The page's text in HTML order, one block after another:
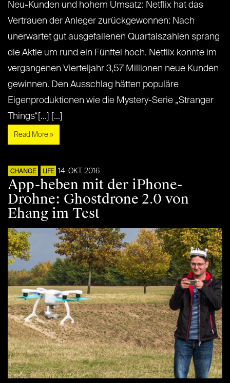
Neu-Kunden und hohem Umsatz: Netflix hat das
Vertrauen der Anleger zurückgewonnen: Nach
unerwartet gut ausgefallenen Quartalszahlen sprang
die Aktie um rund ein Fünftel hoch. Netflix konnte im
vergangenen Vierteljahr 3,57 Millionen neue Kunden
gewinnen. Den Ausschlag hätten populäre
Eigenproduktionen wie die Mystery-Serie „Stranger
Things“[...] [...]
Read More »
CHANGE LIFE 14. OKT. 2016
App-heben mit der iPhone-
Drohne: Ghostdrone 2.0 von
Ehang im Test